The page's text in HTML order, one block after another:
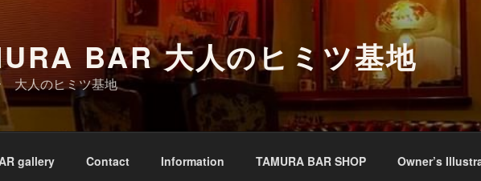
BAR 大人のヒミツ基地
大人のヒミツ基地
gallery Contact Information TAMURA BAR SHOP Owner’s